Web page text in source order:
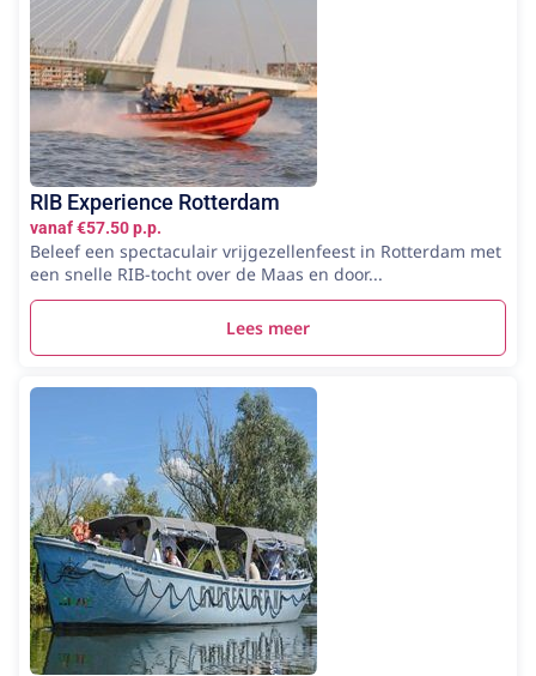
RIB Experience Rotterdam
vanaf €57.50 p.p.
Beleef een spectaculair vrijgezellenfeest in Rotterdam met
een snelle RIB-tocht over de Maas en door...
Lees meer